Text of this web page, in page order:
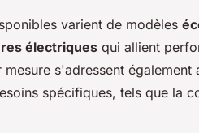
varient de modèles
électriques qui allient
mesure s'adressent
spécifiques, tels que la